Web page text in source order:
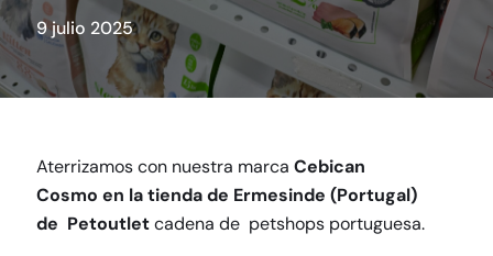
9 julio 2025
Aterrizamos con nuestra marca Cebican
Cosmo en la tienda de Ermesinde (Portugal)
de Petoutletcadena de petshops portuguesa.